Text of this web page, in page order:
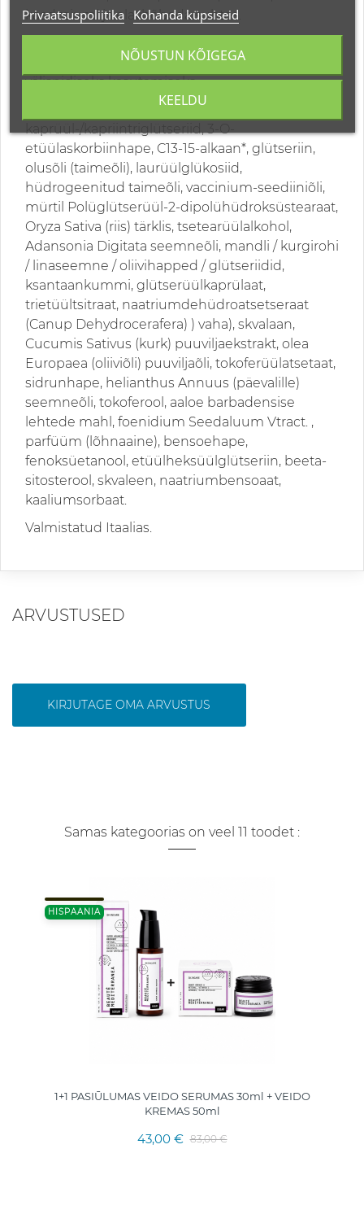
kaadmiumi ja elavhõbeda suhtes.
kuumusest, lastele kättesaamatus kohas. Ainult
välispidiseks kasutamiseks.
(INCI): vesi (vesi),
etüülaskorbiinhape, C13-15-alkaan*, glütseriin,
olusõli (taimeõli), laurüülglükosiid,
hüdrogeenitud taimeõli, vaccinium-seediiniõli,
mürtil Polüglütserüül-2-dipolühüdroksüstearaat,
Oryza Sativa (riis) tärklis, tsetearüülalkohol,
Adansonia Digitata seemneõli, mandli / kurgirohi
/ linaseemne / oliivihapped / glütseriidid,
ksantaankummi, glütserüülkaprülaat,
trietüültsitraat, naatriumdehüdroatsetseraat
(Canup Dehydrocerafera) ) vaha), skvalaan,
Cucumis Sativus (kurk) puuviljaekstrakt, olea
Europaea (oliiviõli) puuviljaõli, tokoferüülatsetaat,
sidrunhape, helianthus Annuus (päevalille)
seemneõli, tokoferool, aaloe barbadensise
lehtede mahl, foenidium Seedaluum Vtract. ,
parfüüm (lõhnaaine), bensoehape,
fenoksüetanool, etüülheksüülglütseriin, beeta-
sitosterool, skvaleen, naatriumbensoaat,
kaaliumsorbaat.
Valmistatud Itaalias.
ARVUSTUSED
KIRJUTAGE OMA ARVUSTUS
Samas kategoorias on veel 11 toodet :
HISPAANIA
1+1 PASIŪLUMAS VEIDO SERUMAS 30ml + VEIDO
KREMAS 50ml
43,00 € 83,00 €
Privaatsuspoliitika Kohanda küpsiseid
KEELDU
NÕUSTUN KÕIGEGA